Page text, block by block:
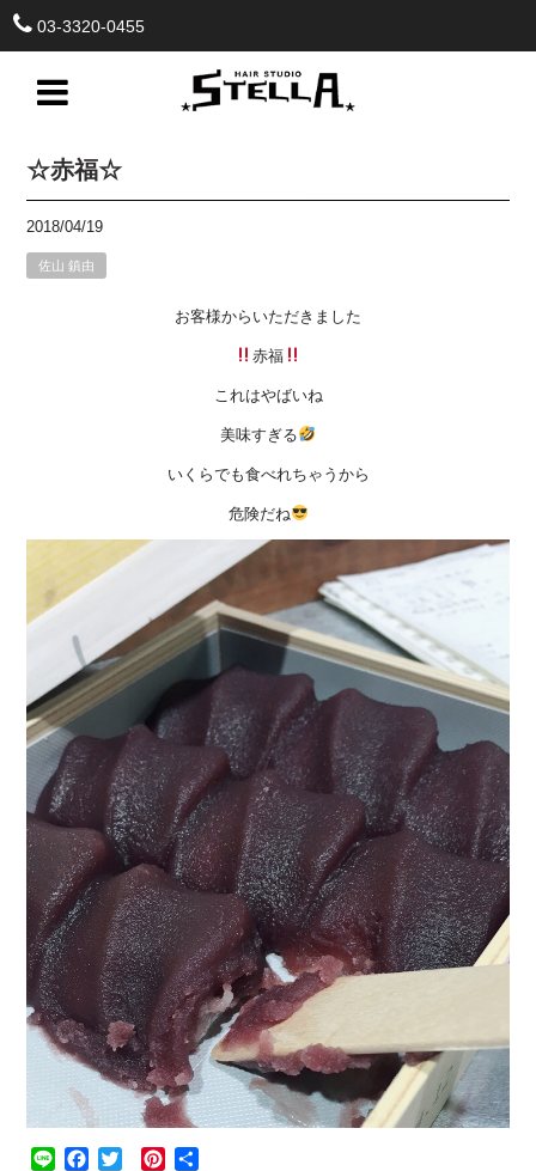
03-3320-0455
☆赤福☆
2018/04/19
佐山 鎮由
お客様からいただきました
赤福
これはやばいね
美味すぎる
いくらでも食べれちゃうから
危険だね
Line Facebook
Twitter Pinterest